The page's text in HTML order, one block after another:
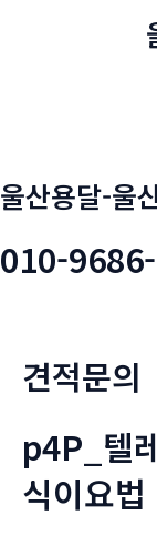
뛰
울산용달-울
010-
견적문의
p4P_텔
식이요